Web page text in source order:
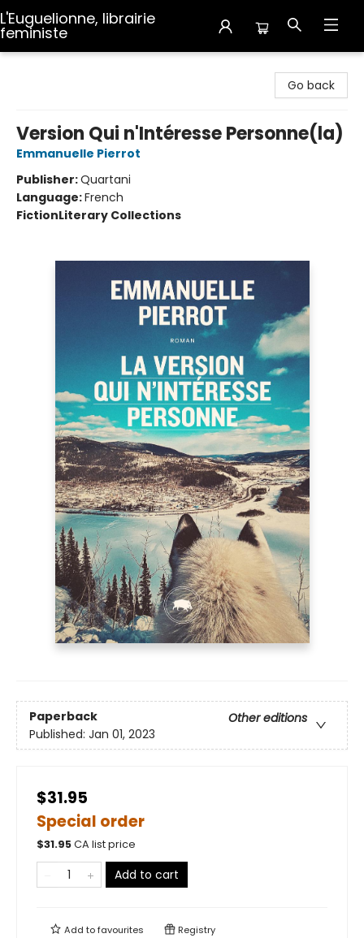
L'Euguelionne, librairie
feministe
Go back
Version Qui n'Intéresse Personne(la)
Emmanuelle Pierrot
Publisher:Quartani
Language:French
FictionLiterary Collections
Paperback
Other editions
Published: Jan 01, 2023
$31.95
Special order
$31.95CA list price
Add to cart
Add tofavourites Registry